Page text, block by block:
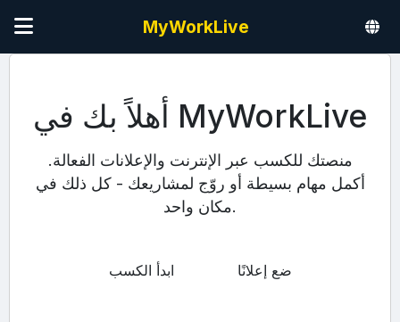
MyWorkLive
أهلاً بك في MyWorkLive
منصتك للكسب عبر الإنترنت والإعلانات الفعالة.
أكمل مهام بسيطة أو روّج لمشاريعك - كل ذلك في
مكان واحد.
ابدأ الكسب ضع إعلانًا